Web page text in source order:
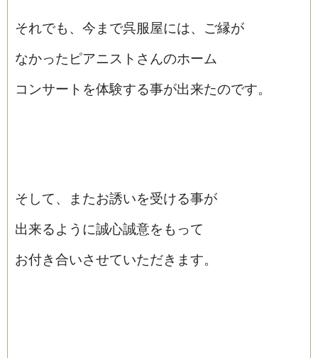
それでも、今まで呉服屋には、ご縁が
なかったピアニストさんのホーム
コンサートを体験する事が出来たのです。
そして、またお誘いを受ける事が
出来るように誠心誠意をもって
お付き合いさせていただきます。